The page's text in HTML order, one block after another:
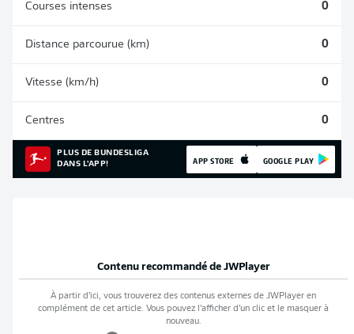
Courses intenses 0
Distance parcourue (km) 0
Vitesse (km/h) 0
Centres 0
PLUS DE BUNDESLIGA
DANS L'APP!
APP STORE GOOGLE PLAY
Contenu recommandé de JWPlayer
À partir d’ici, vous trouverez des contenus externes de JWPlayer en
complément de cet article. Vous pouvez l’afficher d’un clic et le masquer à
nouveau.